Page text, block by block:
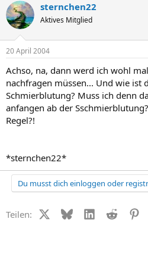
sternchen22
Aktives Mitglied
20 April 2004
Achso, na, dann werd ich wohl
nachfragen müssen... Und wie ist
Schmierblutung? Muss ich denn
anfangen ab der
Regel?!
*sternchen22*
Du musst dich einloggen oder
Teilen: X (Twitter)
BlueskyLinkedIn
Reddit